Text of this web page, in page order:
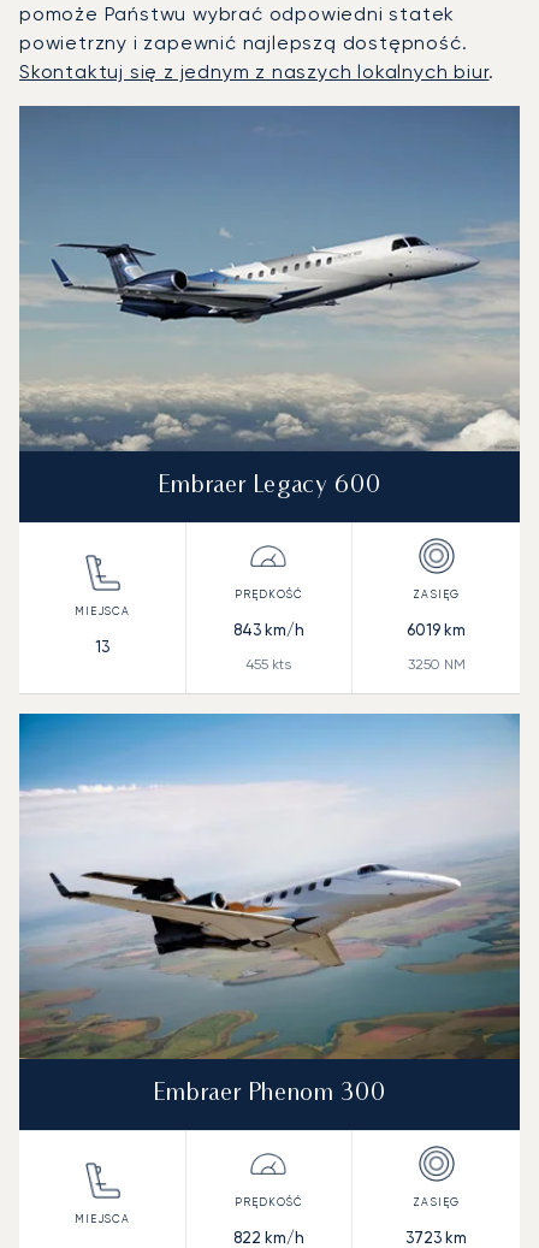
pomoże Państwu wybrać odpowiedni statek
powietrzny i zapewnić najlepszą dostępność.
Skontaktuj się z jednym z naszych lokalnych biur.
Embraer Legacy 600
13
843km/h
455 kts
6019 km
3250 NM
Embraer Phenom 300
822 km/h 3723 km